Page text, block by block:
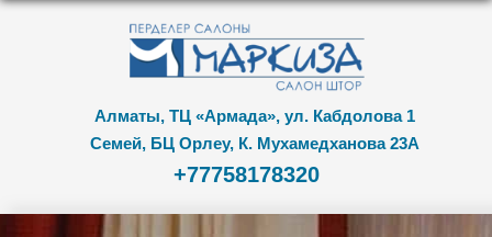
Алматы, ТЦ «Армада», ул. Кабдолова 1
Семей, БЦ Орлеу, К. Мухамедханова 23А
+77758178320